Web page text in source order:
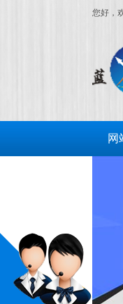
您好，
网